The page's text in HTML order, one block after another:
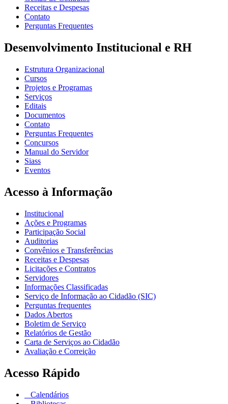
Receitas e Despesas
Contato
Perguntas Frequentes
Desenvolvimento Institucional e RH
Estrutura Organizacional
Cursos
Projetos e Programas
Serviços
Editais
Documentos
Contato
Perguntas Frequentes
Concursos
Manual do Servidor
Siass
Eventos
Acesso à Informação
Institucional
Ações e Programas
Participação Social
Auditorias
Convênios e Transferências
Receitas e Despesas
Licitações e Contratos
Servidores
Informações Classificadas
Serviço de Informação ao Cidadão (SIC)
Perguntas frequentes
Dados Abertos
Boletim de Serviço
Relatórios de Gestão
Carta de Serviços ao Cidadão
Avaliação e Correição
Acesso Rápido
Calendários